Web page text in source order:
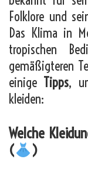
Folklore und
Das Klima in
tropischen
gemäßigteren
einige Tipps,
kleiden:
Welche
(
)